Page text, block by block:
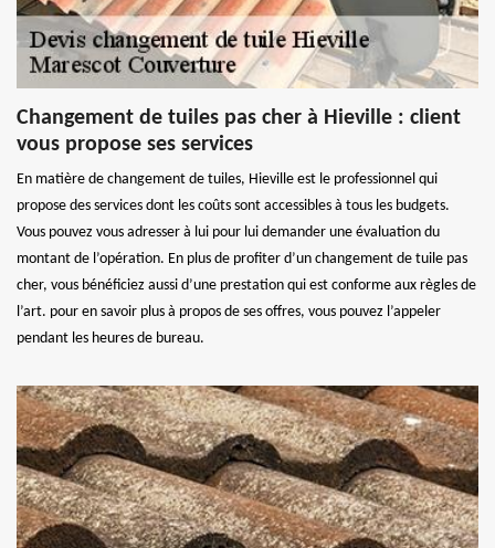
Changement de tuiles pas cher à Hieville : client
vous propose ses services
En matière de changement de tuiles, Hieville est le professionnel qui
propose des services dont les coûts sont accessibles à tous les budgets.
Vous pouvez vous adresser à lui pour lui demander une évaluation du
montant de l’opération. En plus de profiter d’un changement de tuile pas
cher, vous bénéficiez aussi d’une prestation qui est conforme aux règles de
l’art. pour en savoir plus à propos de ses offres, vous pouvez l’appeler
pendant les heures de bureau.